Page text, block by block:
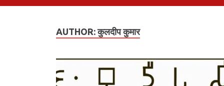
AUTHOR:कुलदीप कुमार